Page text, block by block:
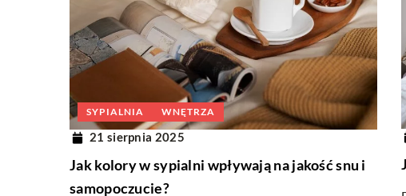
SYPIALNIA WNĘTRZA
21 sierpnia 2025
Jak kolory w sypialni wpływają na jakość snu i
samopoczucie?